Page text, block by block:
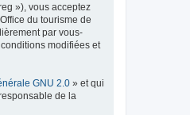
»), vous acceptez
du tourisme de
par vous-
modifiées et
GNU 2.0 » et qui
de la